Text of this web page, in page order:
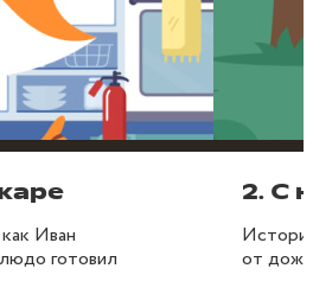
Иван
готовил
2. С
от